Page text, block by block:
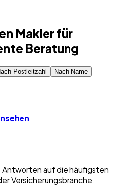
Makler für
Beratung
Postleitzahl Nach Name
Antworten auf die häufigsten
Versicherungsbranche.